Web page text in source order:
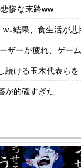
惨な末路ww
結果、食生活が悲
ムから離れた」と浜口
ける玉木代表らを
が的確すぎた